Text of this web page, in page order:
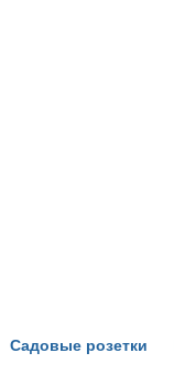
Садовые розетки